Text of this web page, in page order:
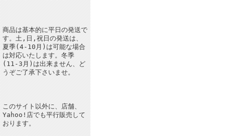
商品は基本的に平日の発送で
す。土,日,祝日の発送は、
夏季(4-10月)は可能な場合
は対応いたします。冬季
(11-3月)は出来ません、ど
うぞご了承下さいませ。
このサイト以外に、店舗、
Yahoo!店でも平行販売して
おります。